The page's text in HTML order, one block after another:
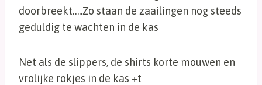
doorbreekt…..Zo staan de zaailingen nog steeds
geduldig te wachten in de kas
Net als de slippers, de shirts korte mouwen en
vrolijke rokjes in de kas +t